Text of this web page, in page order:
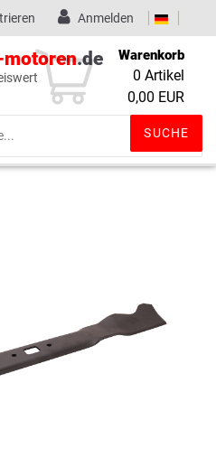
Wunschliste (0)
Anmelden
.de
SUCHE
Warenkorb
0 Artikel
0,00 EUR